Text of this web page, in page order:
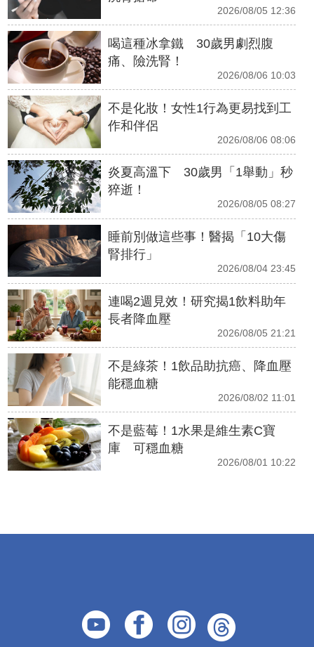
2026/08/05 12:36
喝這種冰拿鐵 30歲男劇烈腹
痛、險洗腎！
2026/08/06 10:03
不是化妝！女性1行為更易找到工
作和伴侶
2026/08/06 08:06
炎夏高溫下 30歲男「1舉動」秒
猝逝！
2026/08/05 08:27
睡前別做這些事！醫揭「10大傷
腎排行」
2026/08/04 23:45
連喝2週見效！研究揭1飲料助年
長者降血壓
2026/08/05 21:21
不是綠茶！1飲品助抗癌、降血壓
能穩血糖
2026/08/02 11:01
不是藍莓！1水果是維生素C寶
庫 可穩血糖
2026/08/01 10:22